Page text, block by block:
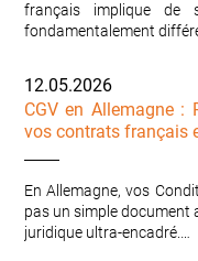
français implique de
fondamentalement
12.05.2026
CGV en Allemagne :
vos contrats français
En Allemagne, vos
pas un simple
juridique ultra-encadré.…